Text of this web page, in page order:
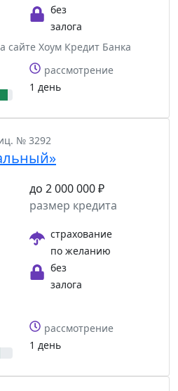
без
залога
сайте Хоум Кредит Банка
рассмотрение
1 день
№ 3292
до 2 000 000 ₽
размер кредита
страхование
по желанию
без
залога
рассмотрение
1 день